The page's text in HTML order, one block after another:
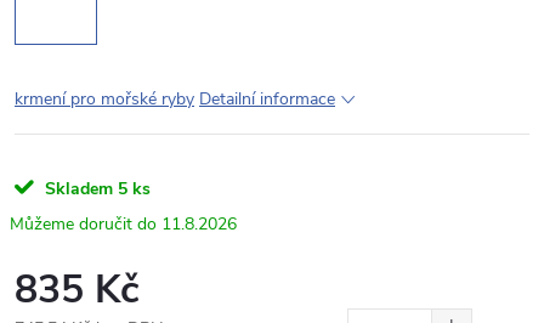
krmení pro mořské ryby Detailní informace
Skladem 5 ks
11.8.2026
835 Kč